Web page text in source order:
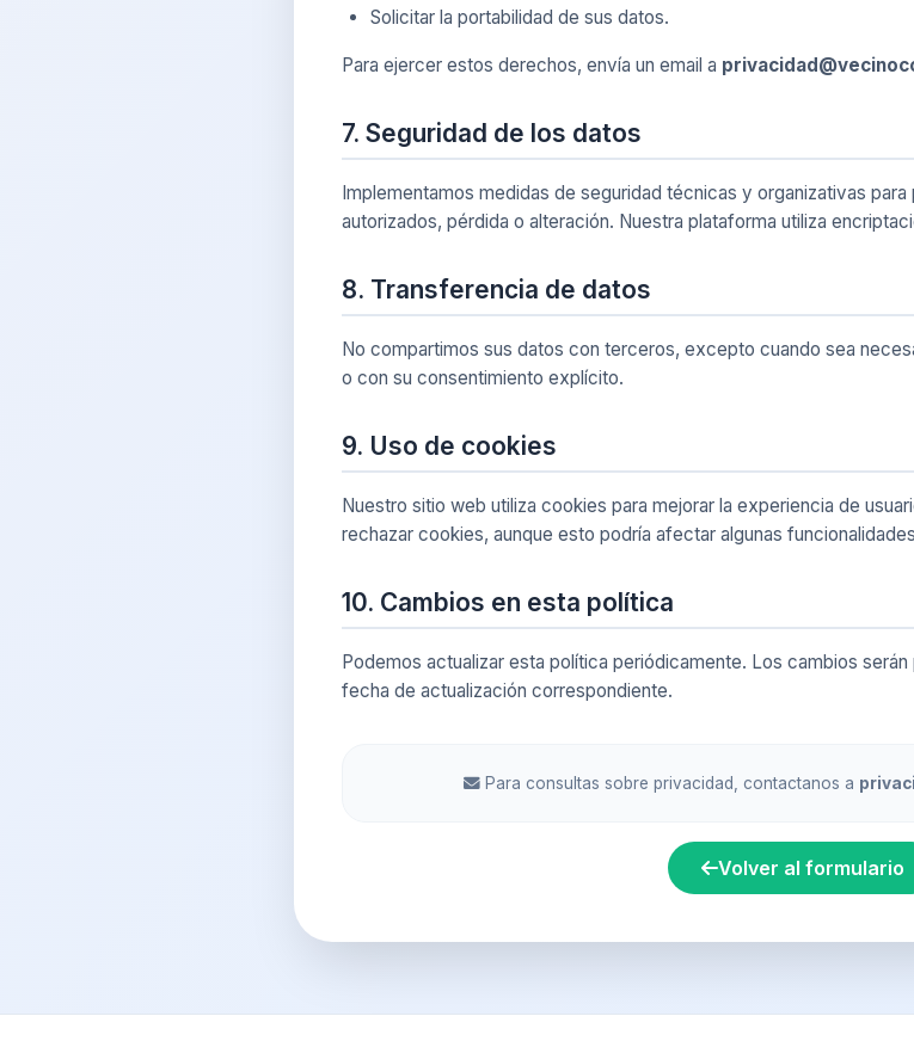
Solicitar la portabilidad de sus datos.
Para ejercer estos derechos, envía un email a
7. Seguridad de los datos
Implementamos medidas de seguridad técnicas y organizativas
autorizados, pérdida o alteración. Nuestra plataforma utiliza
8. Transferencia de datos
No compartimos sus datos con terceros, excepto cuando sea
o con su consentimiento explícito.
9. Uso de cookies
Nuestro sitio web utiliza cookies para mejorar la experiencia de
rechazar cookies, aunque esto podría afectar algunas
10. Cambios en esta política
Podemos actualizar esta política periódicamente. Los cambios
fecha de actualización correspondiente.
Para consultas sobre privacidad, contactanos a
Volver al formulario